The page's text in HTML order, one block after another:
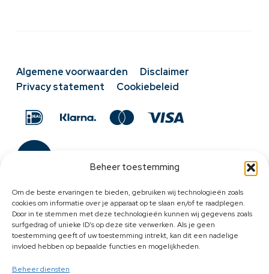
Beheer toestemming
Om de beste ervaringen te bieden, gebruiken wij technologieën zoals
cookies om informatie over je apparaat op te slaan en/of te raadplegen.
Door in te stemmen met deze technologieën kunnen wij gegevens zoals
surfgedrag of unieke ID's op deze site verwerken. Als je geen
toestemming geeft of uw toestemming intrekt, kan dit een nadelige
invloed hebben op bepaalde functies en mogelijkheden.
Beheer diensten
Algemene voorwaarden
Disclaimer
Privacy statement
Cookiebeleid